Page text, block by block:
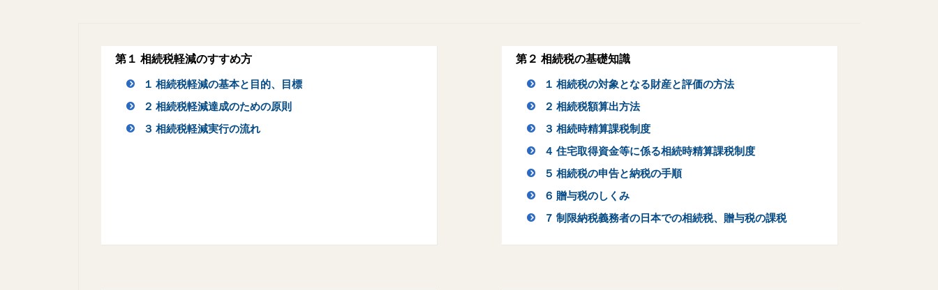
第１ 相続税軽減のすすめ方
１ 相続税軽減の基本と目的、目標
２ 相続税軽減達成のための原則
３ 相続税軽減実行の流れ
第２ 相続税の基礎知識
１ 相続税の対象となる財産と評価の方法
２ 相続税額算出方法
３ 相続時精算課税制度
４ 住宅取得資金等に係る相続時精算課税制度
５ 相続税の申告と納税の手順
６ 贈与税のしくみ
７ 制限納税義務者の日本での相続税、贈与税の課税